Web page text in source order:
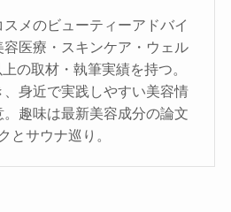
メのビューティーアドバイ
医療・スキンケア・ウェル
の取材・執筆実績を持つ。
⾝近で実践しやすい美容情
趣味は最新美容成分の論文
とサウナ巡り。